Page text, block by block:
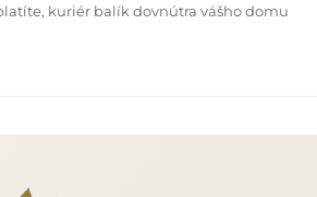
kuriér balík dovnútra vášho domu